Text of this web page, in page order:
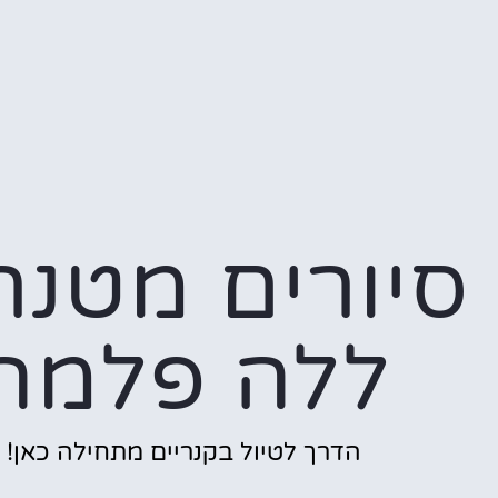
סיורים
ללה
הדרך לטיול בקנריים מתחילה כאן!